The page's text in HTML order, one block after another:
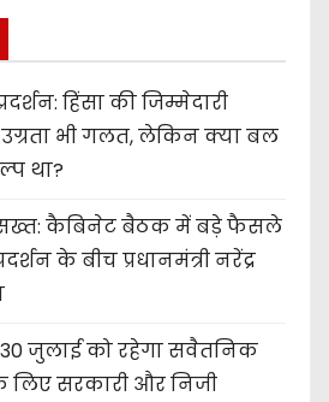
हिंसा की जिम्मेदारी
उग्रता भी गलत, लेकिन क्या बल
था?
सख्त: कैबिनेट बैठक में बड़े फैसले
के बीच प्रधानमंत्री नरेंद्र
जुलाई को रहेगा सवैतनिक
सरकारी और निजी